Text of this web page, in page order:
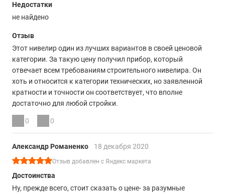
Недостатки
не найдено
Отзыв
Этот нивелир один из лучших вариантов в своей ценовой
категории. За такую цену получил прибор, который
отвечает всем требованиям строительного нивелира. Он
хоть и относится к категории технических, но заявленной
кратности и точности он соответствует, что вполне
достаточно для любой стройки.
0 0
Александр Романенко 18 декабря 2020
Отзыв добавлен с Яндекс маркета
Достоинства
Ну, прежде всего, стоит сказать о цене- за разумные